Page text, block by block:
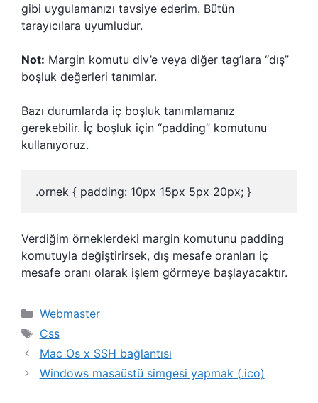
gibi uygulamanızı tavsiye ederim. Bütün
tarayıcılara uyumludur.
Not: Margin komutu div’e veya diğer tag’lara “dış”
boşluk değerleri tanımlar.
Bazı durumlarda iç boşluk tanımlamanız
gerekebilir. İç boşluk için “padding” komutunu
kullanıyoruz.
.ornek { padding: 10px 15px 5px 20px; }
Verdiğim örneklerdeki margin komutunu padding
komutuyla değiştirirsek, dış mesafe oranları iç
mesafe oranı olarak işlem görmeye başlayacaktır.
Kategoriler
Webmaster
Etiketler
Css
Mac Os x SSH bağlantısı
Windows masaüstü simgesi yapmak (.ico)